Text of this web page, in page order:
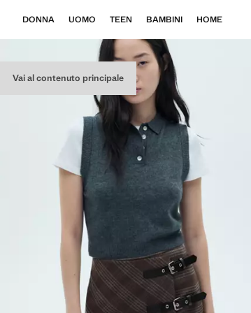
Vai al contenuto principale
DONNA UOMO TEEN BAMBINI HOME